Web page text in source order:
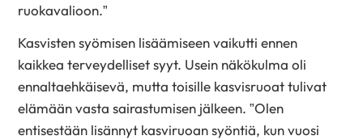
ruokavalioon.”
Kasvisten syömisen lisäämiseen vaikutti ennen
kaikkea terveydelliset syyt. Usein näkökulma oli
ennaltaehkäisevä, mutta toisille kasvisruoat tulivat
elämään vasta sairastumisen jälkeen. ”Olen
entisestään lisännyt kasviruoan syöntiä, kun vuosi